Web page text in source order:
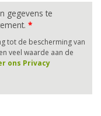
gegevens te
*
tot de bescherming van
veel waarde aan de
ons Privacy